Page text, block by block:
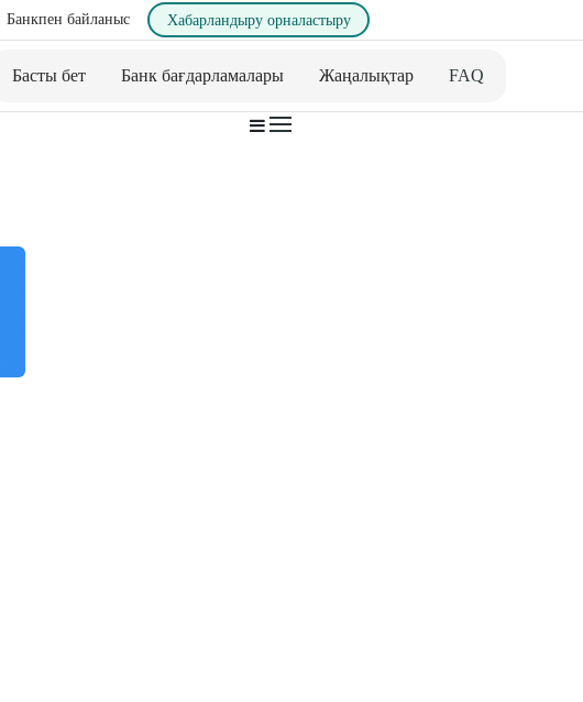
Банкпен байланыс Хабарландыру орналастыру
Басты бет Банк бағдарламалары Жаңалықтар FAQ